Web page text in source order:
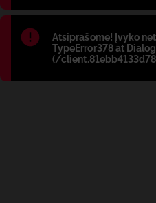
Błąd:
Atsiprašome! Įvyko
TypeError378 at Dialog
(/